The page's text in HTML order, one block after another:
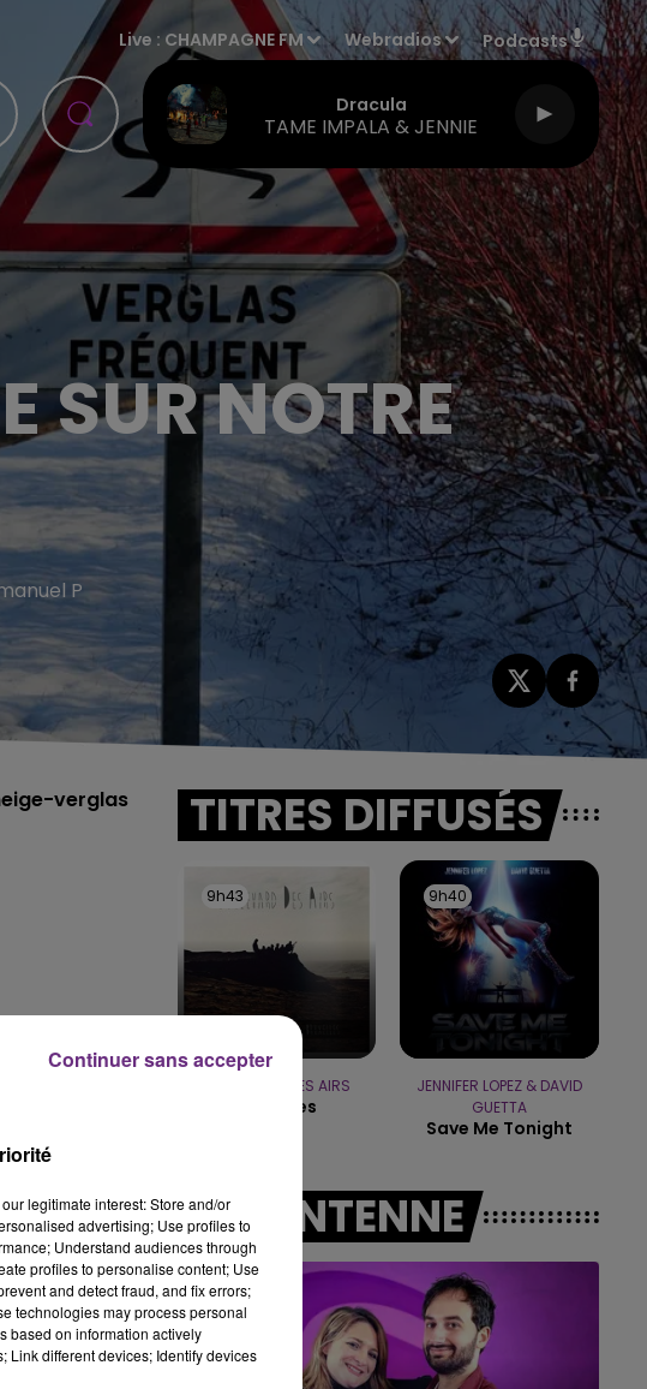
Live : CHAMPAGNE FM Webradios Podcasts
Dracula
TAME IMPALA & JENNIE
14h00 - 15h00
SUR NOTRE
P
verglas
orange
rendre
TITRES DIFFUSÉS
9h43
9h43
BOULEVARD DES AIRS
Bruxelles
9h40
9h40
JENNIFER LOPEZ & DAVID
GUETTA
Save Me Tonight
A L'ANTENNE
legitimate interest: Store and/or
advertising; Use profiles to
Understand audiences through
profiles to personalise content; Use
and detect fraud, and fix errors;
technologies may process personal
based on information actively
Link different devices; Identify devices
Continuer sans accepter